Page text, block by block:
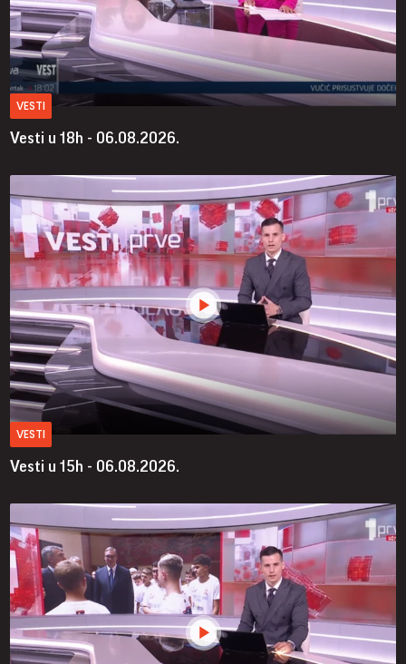
VESTI
Vesti u 18h - 06.08.2026.
VESTI
Vesti u 15h - 06.08.2026.